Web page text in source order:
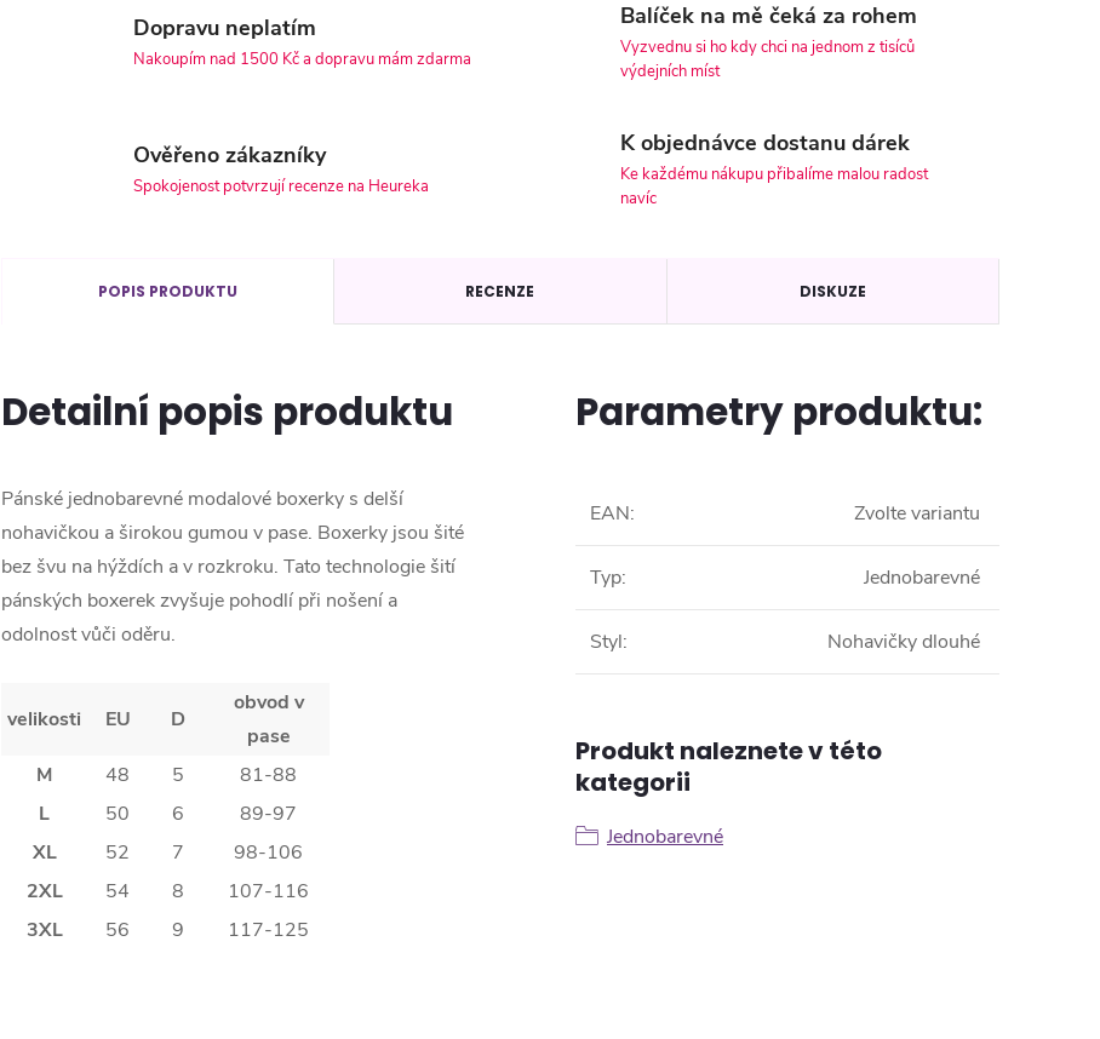
Dopravu neplatím
Nakoupím nad 1500 Kč a dopravu mám zdarma
Balíček na mě čeká za rohem
Vyzvednu si ho kdy chci na jednom z tisíců
výdejních míst
Ověřeno zákazníky
Spokojenost potvrzují recenze na Heureka
K objednávce dostanu dárek
Ke každému nákupu přibalíme malou radost
navíc
POPIS PRODUKTU RECENZE DISKUZE
Detailní popis produktu
Pánské jednobarevné modalové boxerky s delší
nohavičkou a širokou gumou v pase. Boxerky jsou šité
bez švu na hýždích a v rozkroku. Tato technologie šití
pánských boxerek zvyšuje pohodlí při nošení a
odolnost vůči oděru.
velikosti EU D
obvod v
pase
M
48 5
81-88
L
50 6
89-97
XL
52 7
98-106
2XL
54 8
107-116
3XL
56 9 117-125
Parametry produktu:
EAN: Zvolte variantu
Typ: Jednobarevné
Styl: Nohavičky dlouhé
Produkt naleznete v této
kategorii
Jednobarevné